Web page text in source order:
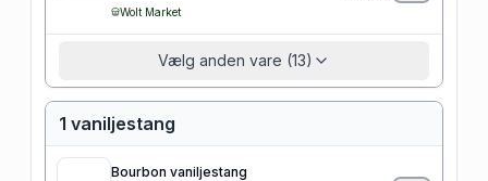
Wolt Market
Vælg anden vare (13)
1 vaniljestang
Bourbon vaniljestang